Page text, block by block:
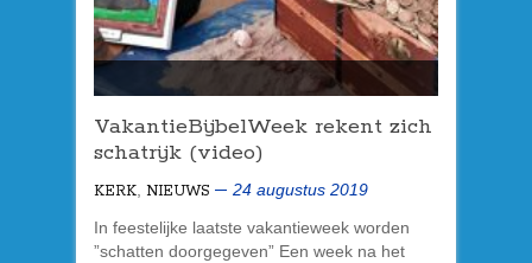
VakantieBijbelWeek rekent zich
schatrijk (video)
KERK, NIEUWS
24 augustus 2019
In feestelijke laatste vakantieweek worden
”schatten doorgegeven” Een week na het